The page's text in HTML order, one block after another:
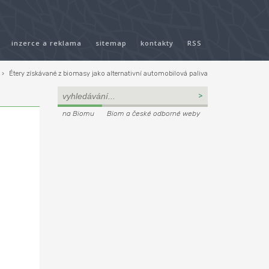
inzerce a reklama sitemap kontakty RSS
› Étery získávané z biomasy jako alternativní automobilová paliva
na Biomu Biom a české odborné weby